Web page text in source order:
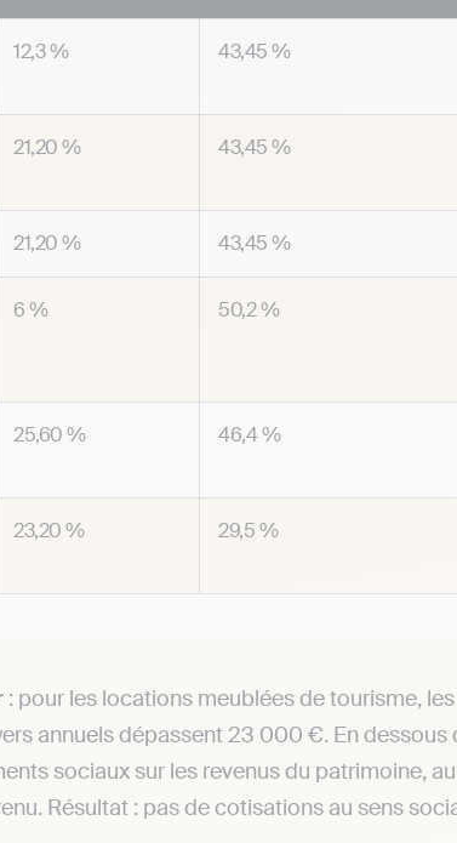
12,3 % 43,45 %
21,20 % 43,45 %
21,20 % 43,45 %
6 % 50,2 %
25,60 % 46,4 %
23,20 % 29,5 %
: pour les locations meublées de tourisme,
annuels dépassent 23 000 €. En dessous
sociaux sur les revenus du patrimoine,
Résultat : pas de cotisations au sens